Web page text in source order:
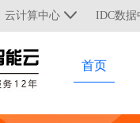
云计算中心 IDC数据
首页